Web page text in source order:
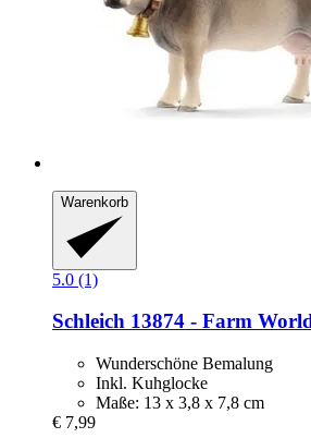
Warenkorb
5.0 (1)
Schleich 13874 -​ Farm
Wunderschöne Bemalung
Inkl. Kuhglocke
Maße: 13 x 3,8 x 7,8 cm
€ 7,99